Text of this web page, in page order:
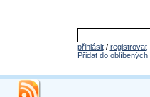
přihlásit/ registrovat
Přidat do oblíbených